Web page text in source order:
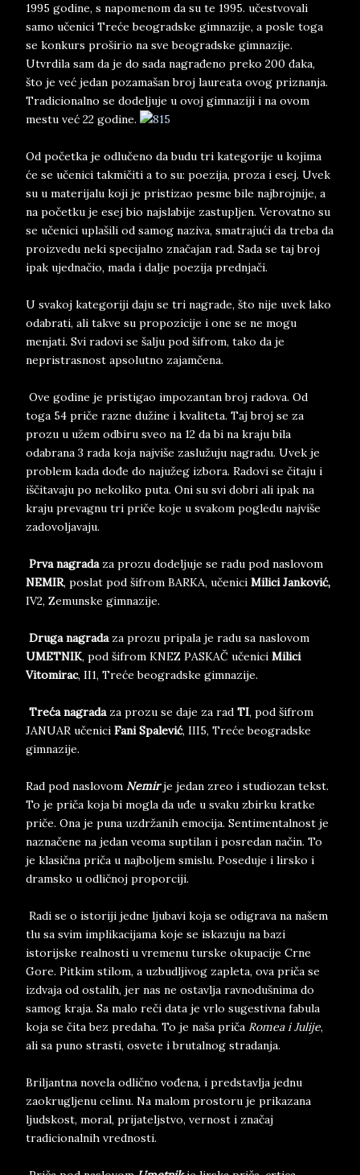
1995 godine, s napomenom da su te 1995. učestvovali
samo učenici Treće beogradske gimnazije, a posle toga
se konkurs proširio na sve beogradske gimnazije.
Utvrdila sam da je do sada nagrađeno preko 200 đaka,
što je već jedan pozamašan broj laureata ovog priznanja.
Tradicionalno se dodeljuje u ovoj gimnaziji i na ovom
mestu već 22 godine.
Od početka je odlučeno da budu tri kategorije u kojima
će se učenici takmičiti a to su: poezija, proza i esej. Uvek
su u materijalu koji je pristizao pesme bile najbrojnije, a
na početku je esej bio najslabije zastupljen. Verovatno su
se učenici uplašili od samog naziva, smatrajući da treba da
proizvedu neki specijalno značajan rad. Sada se taj broj
ipak ujednačio, mada i dalje poezija prednjači.
U svakoj kategoriji daju se tri nagrade, što nije uvek lako
odabrati, ali takve su propozicije i one se ne mogu
menjati. Svi radovi se šalju pod šifrom, tako da je
nepristrasnost apsolutno zajamčena.
Ove godine je pristigao impozantan broj radova. Od
toga 54 priče razne dužine i kvaliteta. Taj broj se za
prozu u užem odbiru sveo na 12 da bi na kraju bila
odabrana 3 rada koja najviše zaslužuju nagradu. Uvek je
problem kada dođe do najužeg izbora. Radovi se čitaju i
iščitavaju po nekoliko puta. Oni su svi dobri ali ipak na
kraju prevagnu tri priče koje u svakom pogledu najviše
zadovoljavaju.
Prva nagradaza prozu dodeljuje se radu pod naslovom
NEMIR, poslat pod šifrom BARKA, učenici Milici Janković,
IV2, Zemunske gimnazije.
Druga nagrada za prozu pripala je radu sa naslovom
UMETNIK, pod šifrom KNEZ PASKAČ učenici Milici
Vitomirac, II1, Treće beogradske gimnazije.
Treća nagradaza prozu se daje za rad TI, pod šifrom
JANUAR učenici Fani Spalević, III5, Treće beogradske
gimnazije.
Rad pod naslovom Nemirje jedan zreo i studiozan tekst.
To je priča koja bi mogla da uđe u svaku zbirku kratke
priče. Ona je puna uzdržanih emocija. Sentimentalnost je
naznačene na jedan veoma suptilan i posredan način. To
je klasična priča u najboljem smislu. Poseduje i lirsko i
dramsko u odličnoj proporciji.
Radi se o istoriji jedne ljubavi koja se odigrava na našem
tlu sa svim implikacijama koje se iskazuju na bazi
istorijske realnosti u vremenu turske okupacije Crne
Gore. Pitkim stilom, a uzbudljivog zapleta, ova priča se
izdvaja od ostalih, jer nas ne ostavlja ravnodušnima do
samog kraja. Sa malo reči data je vrlo sugestivna fabula
koja se čita bez predaha. To je naša priča Romea i Julije,
ali sa puno strasti, osvete i brutalnog stradanja.
Briljantna novela odlično vođena, i predstavlja jednu
zaokrugljenu celinu. Na malom prostoru je prikazana
ljudskost, moral, prijateljstvo, vernost i značaj
tradicionalnih vrednosti.